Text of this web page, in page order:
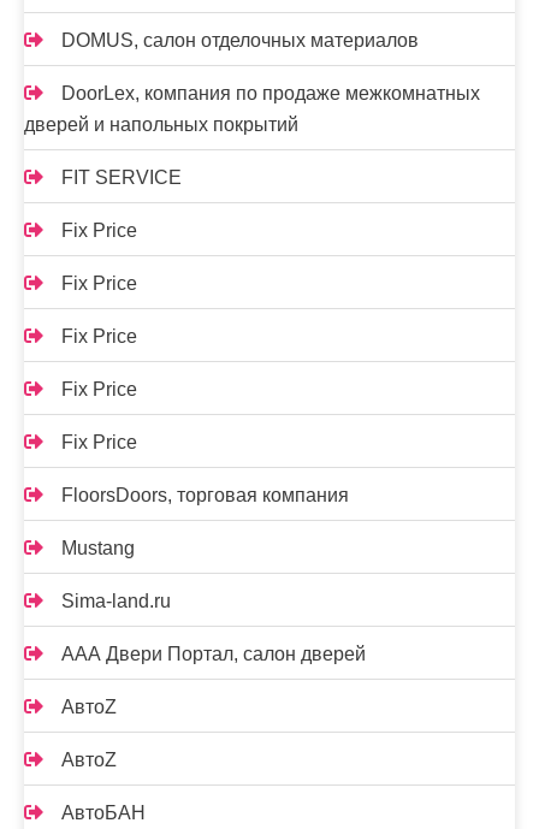
DOMUS, салон отделочных материалов
DoorLex, компания по продаже межкомнатных
дверей и напольных покрытий
FIT SERVICE
Fix Price
Fix Price
Fix Price
Fix Price
Fix Price
FloorsDoors, торговая компания
Mustang
Sima-land.ru
ААА Двери Портал, салон дверей
АвтоZ
АвтоZ
АвтоБАН